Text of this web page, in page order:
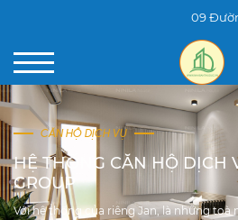
09
CĂN HỘ DỊCH VỤ
HỆ THỐNG CĂN HỘ DỊCH
GROUP
Với hệ thống của riêng Jan, là những toà